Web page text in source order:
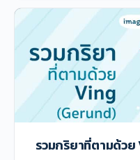
รวมกริยาที่ตามด้ว